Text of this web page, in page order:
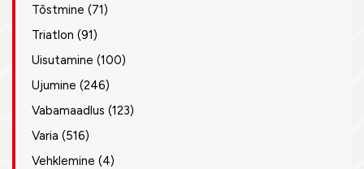
Tõstmine (71)
Triatlon (91)
Uisutamine (100)
Ujumine (246)
Vabamaadlus (123)
Varia (516)
Vehklemine (4)